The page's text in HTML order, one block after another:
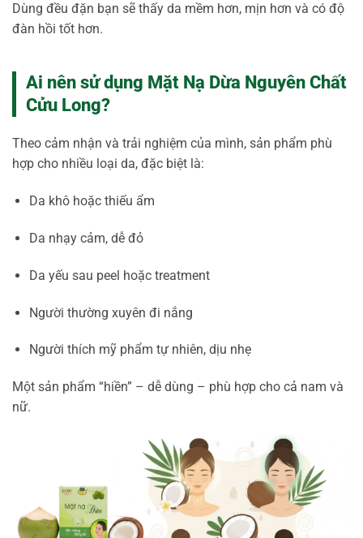
Dùng đều đặn bạn sẽ thấy da mềm hơn, mịn hơn và có độ
đàn hồi tốt hơn.
Ai nên sử dụng Mặt Nạ Dừa Nguyên Chất
Cửu Long?
Theo cảm nhận và trải nghiệm của mình, sản phẩm phù
hợp cho nhiều loại da, đặc biệt là:
Da khô hoặc thiếu ẩm
Da nhạy cảm, dễ đỏ
Da yếu sau peel hoặc treatment
Người thường xuyên đi nắng
Người thích mỹ phẩm tự nhiên, dịu nhẹ
Một sản phẩm “hiền” – dễ dùng – phù hợp cho cả nam và
nữ.